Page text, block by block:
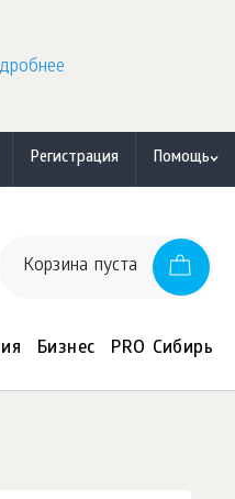
Регистрация Помощь
Корзина пуста
Бизнес PRO Сибирь